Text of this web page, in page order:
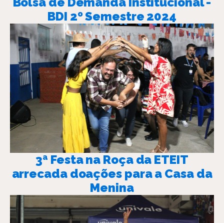
BDI 2º Semestre 2024
3ª Festa na Roça da ETEIT
arrecada doações para a Casa da
Menina